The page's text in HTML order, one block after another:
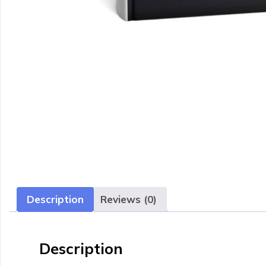
Description Reviews (0)
Description